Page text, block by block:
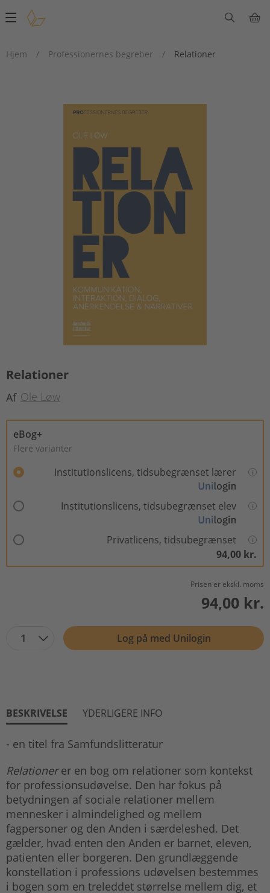
Main
Hjem
/ Professionernes begreber / Relationer
Relationer
Af Ole Løw
eBog+
Flere varianter
Institutionslicens, tidsubegrænset lærer
Institutionslicens, tidsubegrænset elev
Privatlicens, tidsubegrænset
94,00 kr.
Prisen er ekskl. moms
94,00 kr.
1 Log på med Unilogin
BESKRIVELSE YDERLIGERE INFO
- en titel fra Samfundslitteratur
Relationerer en bog om relationer som kontekst
for professionsudøvelse. Den har fokus på
betydningen af sociale relationer mellem
mennesker i almindelighed og mellem
fagpersoner og den Anden i særdeleshed. Det
gælder, hvad enten den Anden er barnet, eleven,
patienten eller borgeren. Den grundlæggende
konstellation i professions udøvelsen bestemmes
i bogen som en treleddet størrelse mellem dig, et